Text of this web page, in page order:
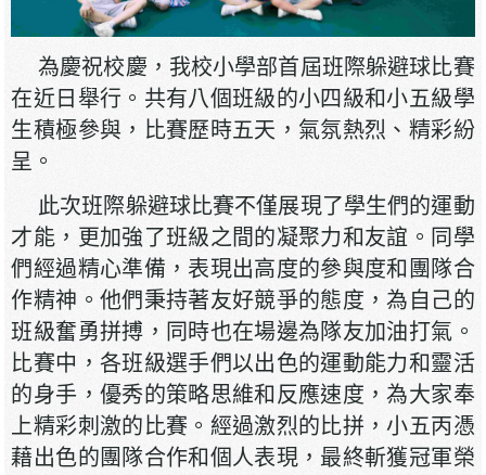
為慶祝校慶，我校小學部首屆班際躲避球比賽
在近日舉行。共有八個班級的小四級和小五級學
生積極參與，比賽歷時五天，氣氛熱烈、精彩紛
呈。
此次班際躲避球比賽不僅展現了學生們的運動
才能，更加強了班級之間的凝聚力和友誼。同學
們經過精心準備，表現出高度的參與度和團隊合
作精神。他們秉持著友好競爭的態度，為自己的
班級奮勇拼搏，同時也在場邊為隊友加油打氣。
比賽中，各班級選手們以出色的運動能力和靈活
的身手，優秀的策略思維和反應速度，為大家奉
上精彩刺激的比賽。經過激烈的比拼，小五丙憑
藉出色的團隊合作和個人表現，最終斬獲冠軍榮